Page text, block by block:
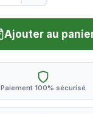
Ajouter au
Paiement 100% sécurisé